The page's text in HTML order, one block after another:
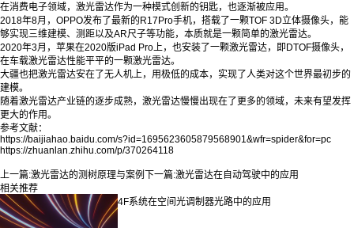
在消费电子领域，激光雷达作为一种模式创新的钥匙，也逐渐被应用。
2018年8月，OPPO发布了最新的R17Pro手机，搭载了一颗TOF 3D立体摄像头，能
够实现三维建模、测距以及AR尺子等功能，本质就是一颗简单的激光雷达。
2020年3月，苹果在2020版iPad Pro上，也安装了一颗激光雷达，即DTOF摄像头，
在车载激光雷达性能平平的一颗激光雷达。
大疆也把激光雷达安在了无人机上，用极低的成本，实现了人类对这个世界最初步的
建模。
随着激光雷达产业链的逐步成熟，激光雷达慢慢出现在了更多的领域，未来有望发挥
更大的作用。
参考文献：
https://baijiahao.baidu.com/s?id=1695623605879568901&wfr=spider&for=pc
https://zhuanlan.zhihu.com/p/370264118
上一篇:激光雷达的测树原理与案例 下一篇:激光雷达在自动驾驶中的应用
相关推荐
4F系统在空间光调制器光路中的应用